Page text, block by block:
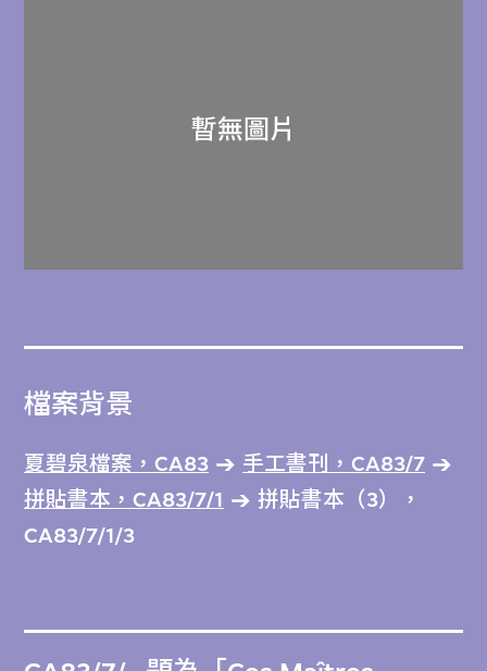
檔案背景
夏碧泉檔案，CA83
手工書刊，CA83/7
拼貼書本，CA83/7/1
拼貼書本（3），
CA83/7/1/3